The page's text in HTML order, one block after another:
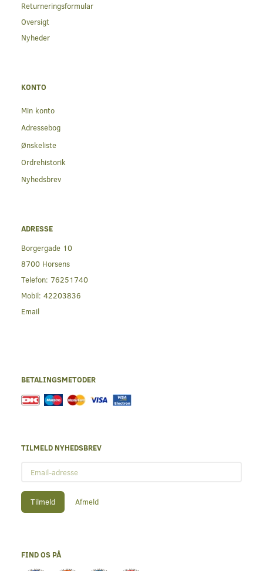
Returneringsformular
Oversigt
Nyheder
KONTO
Min konto
Adressebog
Ønskeliste
Ordrehistorik
Nyhedsbrev
ADRESSE
Borgergade 10
8700 Horsens
Telefon: 76251740
Mobil: 42203836
Email
BETALINGSMETODER
TILMELD NYHEDSBREV
adresse
Tilmeld Afmeld
FIND OS PÅ